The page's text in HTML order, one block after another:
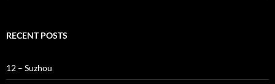
RECENT POSTS
12 – Suzhou